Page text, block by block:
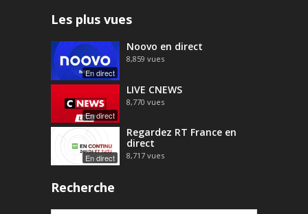
Les plus vues
En direct
Noovo en direct
8,859 vues
En direct
LIVE CNEWS
8,770 vues
En direct
Regardez RT France en
direct
8,717 vues
Recherche